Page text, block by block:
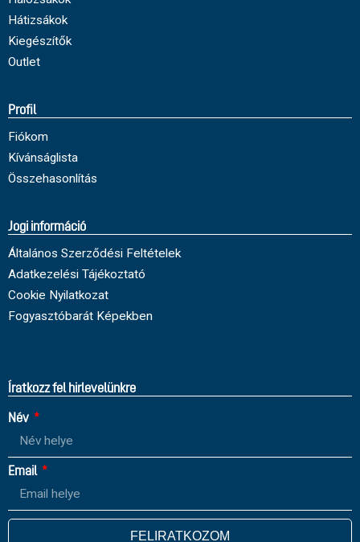
Hátizsákok
Kiegészítők
Outlet
Profil
Fiókom
Kívánságlista
Összehasonlítás
Jogi információ
Általános Szerződési Feltételek
Adatkezelési Tájékoztató
Cookie Nyilatkozat
Fogyasztóbarát Képekben
Íratkozz fel hirlevelünkre
Név
Email
FELIRATKOZOM